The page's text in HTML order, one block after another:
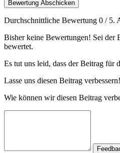
Bewertung Abschicken
Durchschnittliche Bewertung 0 / 5.
Bisher keine Bewertungen! Sei der
bewertet.
Es tut uns leid, dass der Beitrag für
Lasse uns diesen Beitrag verbessern!
Wie können wir diesen Beitrag